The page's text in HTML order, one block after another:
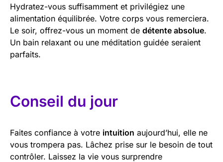
Hydratez-vous suffisamment et privilégiez une
alimentation équilibrée. Votre corps vous remerciera.
Le soir, offrez-vous un moment de détente absolue.
Un bain relaxant ou une méditation guidée seraient
parfaits.
Conseil du jour
Faites confiance à votre intuition aujourd’hui, elle ne
vous trompera pas. Lâchez prise sur le besoin de tout
contrôler. Laissez la vie vous surprendre